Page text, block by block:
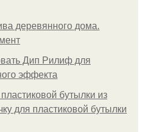
деревянного дома.
Дип Рилиф для
эффекта
бутылки из
для пластиковой бутылки